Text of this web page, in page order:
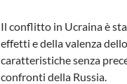
Il conflitto in Ucraina è
effetti e della valenza
caratteristiche senza
confronti della Russia.